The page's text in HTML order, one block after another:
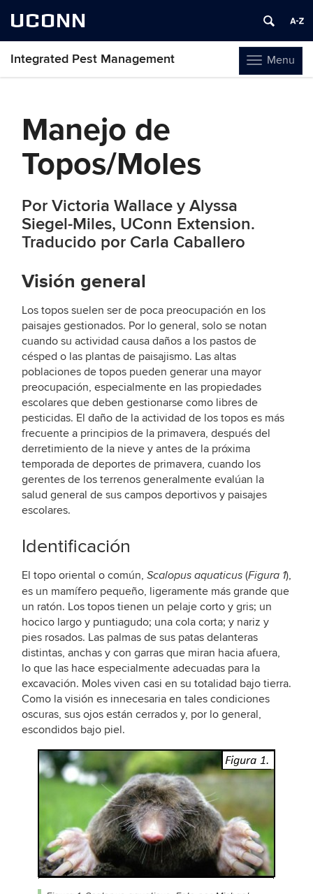
UCONN
Toggle
navigation
Menu
Integrated Pest Management
Manejo de
Topos/Moles
Por Victoria Wallace y Alyssa
Siegel-Miles, UConn Extension.
Traducido por Carla Caballero
Visión general
Los topos suelen ser de poca preocupación en los
paisajes gestionados. Por lo general, solo se notan
cuando su actividad causa daños a los pastos de
césped o las plantas de paisajismo. Las altas
poblaciones de topos pueden generar una mayor
preocupación, especialmente en las propiedades
escolares que deben gestionarse como libres de
pesticidas. El daño de la actividad de los topos es más
frecuente a principios de la primavera, después del
derretimiento de la nieve y antes de la próxima
temporada de deportes de primavera, cuando los
gerentes de los terrenos generalmente evalúan la
salud general de sus campos deportivos y paisajes
escolares.
Identificación
El topo oriental o común, Scalopus aquaticus (Figura 1),
es un mamífero pequeño, ligeramente más grande que
un ratón. Los topos tienen un pelaje corto y gris; un
hocico largo y puntiagudo; una cola corta; y nariz y
pies rosados. Las palmas de sus patas delanteras
distintas, anchas y con garras que miran hacia afuera,
lo que las hace especialmente adecuadas para la
excavación. Moles viven casi en su totalidad bajo tierra.
Como la visión es innecesaria en tales condiciones
oscuras, sus ojos están cerrados y, por lo general,
escondidos bajo piel.